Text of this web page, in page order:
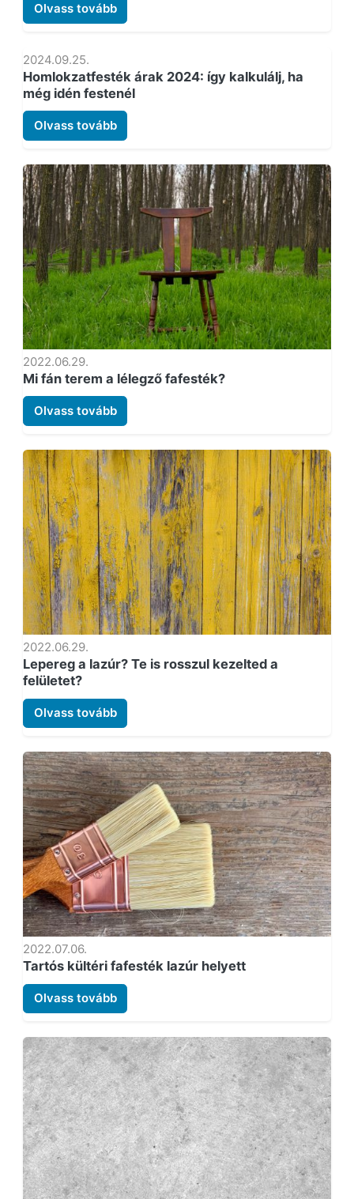
Olvass tovább
2024.09.25.
Homlokzatfesték árak 2024: így kalkulálj, ha
még idén festenél
Olvass tovább
2022.06.29.
Mi fán terem a lélegző fafesték?
Olvass tovább
2022.06.29.
Lepereg a lazúr? Te is rosszul kezelted a
felületet?
Olvass tovább
2022.07.06.
Tartós kültéri fafesték lazúr helyett
Olvass tovább